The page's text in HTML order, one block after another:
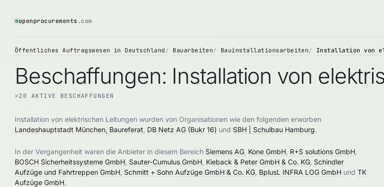
openprocurements.com
Öffentliches Auftragswesen in Deutschland Bauarbeiten Bauinstallationsarbeiten Installation von
Beschaffungen: Installation von
>20 AKTIVE BESCHAFFUNGEN
Installation von elektrischen Leitungen wurden von Organisationen wie den folgenden erworben
Landeshauptstadt München, Baureferat DB Netz AG (Bukr 16) und SBH | Schulbau Hamburg.
In der Vergangenheit waren die Anbieter in diesem Bereich Siemens AG Kone GmbH R+S solutions GmbH
BOSCH Sicherheitssysteme GmbH Sauter-Cumulus GmbH Kieback & Peter GmbH & Co. KG Schindler
Aufzüge und Fahrtreppen GmbH Schmitt + Sohn Aufzüge GmbH & Co. KG BplusL INFRA LOG GmbH und TK
Aufzüge GmbH.